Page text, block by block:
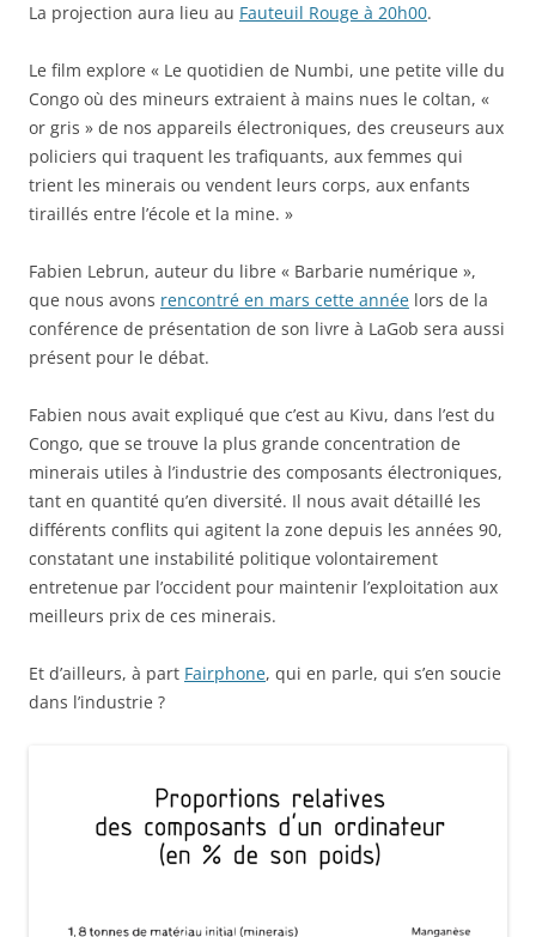
La projection aura lieu au Fauteuil Rouge à 20h00.
Le film explore « Le quotidien de Numbi, une petite ville du
Congo où des mineurs extraient à mains nues le coltan, «
or gris » de nos appareils électroniques, des creuseurs aux
policiers qui traquent les trafiquants, aux femmes qui
trient les minerais ou vendent leurs corps, aux enfants
tiraillés entre l’école et la mine. »
Fabien Lebrun, auteur du libre « Barbarie numérique »,
que nous avons rencontré en mars cette année lors de la
conférence de présentation de son livre à LaGob sera aussi
présent pour le débat.
Fabien nous avait expliqué que c’est au Kivu, dans l’est du
Congo, que se trouve la plus grande concentration de
minerais utiles à l’industrie des composants électroniques,
tant en quantité qu’en diversité. Il nous avait détaillé les
différents conflits qui agitent la zone depuis les années 90,
constatant une instabilité politique volontairement
entretenue par l’occident pour maintenir l’exploitation aux
meilleurs prix de ces minerais.
Et d’ailleurs, à part Fairphone, qui en parle, qui s’en soucie
dans l’industrie ?